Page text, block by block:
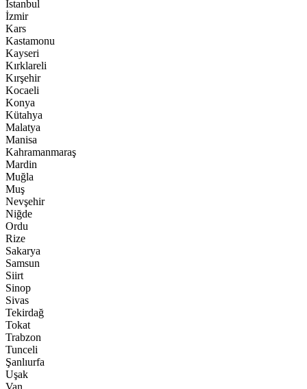
İstanbul
İzmir
Kars
Kastamonu
Kayseri
Kırklareli
Kırşehir
Kocaeli
Konya
Kütahya
Malatya
Manisa
Kahramanmaraş
Mardin
Muğla
Muş
Nevşehir
Niğde
Ordu
Rize
Sakarya
Samsun
Siirt
Sinop
Sivas
Tekirdağ
Tokat
Trabzon
Tunceli
Şanlıurfa
Uşak
Van